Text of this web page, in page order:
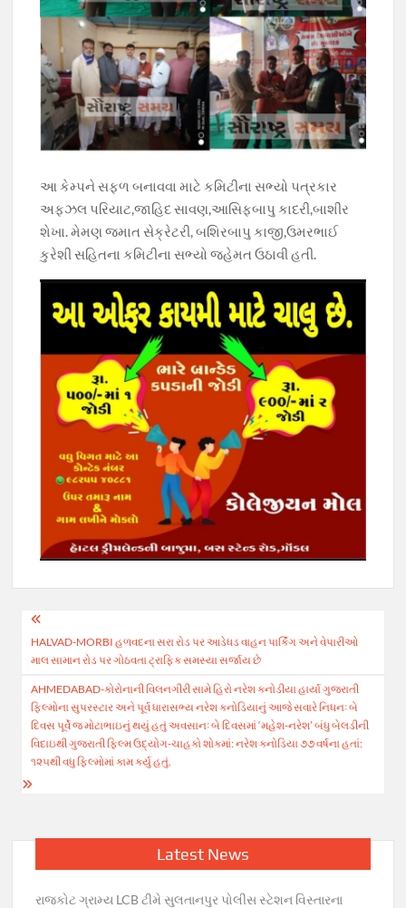
આ કેમ્પને સફળ બનાવવા માટે કમિટીના સભ્યો પત્રકાર
અફઝલ પરિયાટ,જાહિદ સાવણ,આસિફબાપુ કાદરી,બાશીર
શેખા. મેમણ જમાત સેક્રેટરી, બશિરબાપુ કાજી,ઉમરભાઈ
કુરેશી સહિતના કમિટીના સભ્યો જહેમત ઉઠાવી હતી.
Post
navigation
HALVAD-MORBI હળવદના સરા રોડ પર આડેધડ વાહન પાર્કિંગ અને વેપારીઓ
માલ સામાન રોડ પર ગોઠવતા ટ્રાફિક સમસ્યા સર્જાય છે
AHMEDABAD-કોરોનાની વિલનગીરી સામે હિરો નરેશ કનોડીયા હાર્યા ગુજરાતી
ફિલ્મોના સુપરસ્ટાર અને પૂર્વ ધારાસભ્ય નરેશ કનોડિયાનું આજે સવારે નિધનઃ બે
દિવસ પૂર્વે જ મોટાભાઇનું થયું હતું અવસાનઃ બે દિવસમાં ‘મહેશ-નરેશ’ બંધુ બેલડીની
વિદાઇથી ગુજરાતી ફિલ્મ ઉદ્યોગ-ચાહકો શોકમાં: નરેશ કનોડિયા ૭૭ વર્ષના હતાં:
૧૨૫થી વધુ ફિલ્મોમાં કામ કર્યુ હતું.
Latest News
રાજકોટ ગ્રામ્ય LCB ટીમે સુલતાનપુર પોલીસ સ્ટેશન વિસ્તારના